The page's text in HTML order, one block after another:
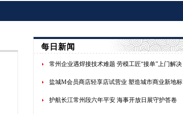
每日新闻
常州企业遇焊接技术难题 劳模工匠“接单”上门解决
盐城M会员商店轻享店试营业 塑造城市商业新地标
护航长江常州段六年平安 海事开放日展守护答卷